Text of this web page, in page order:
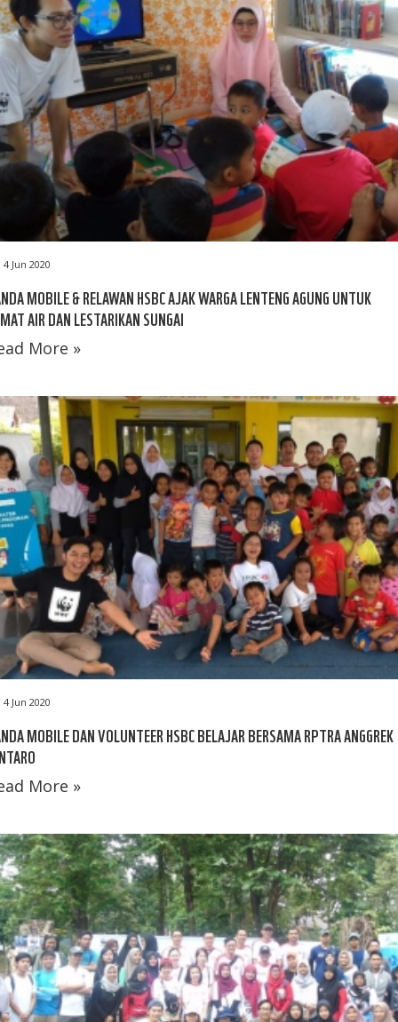
4 Jun 2020
MOBILE & RELAWAN HSBC AJAK WARGA LENTENG AGUNG UNTUK
AIR DAN LESTARIKAN SUNGAI
More »
4 Jun 2020
MOBILE DAN VOLUNTEER HSBC BELAJAR BERSAMA RPTRA ANGGREK
More »